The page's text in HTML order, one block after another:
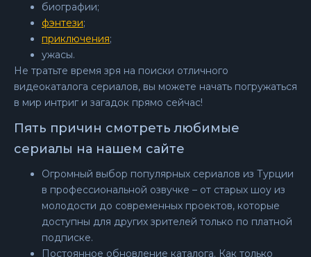
биографии;
фэнтези;
приключения;
ужасы.
Не тратьте время зря на поиски отличного
видеокаталога сериалов, вы можете начать погружаться
в мир интриг и загадок прямо сейчас!
Пять причин смотреть любимые
сериалы на нашем сайте
Огромный выбор популярных сериалов из Турции
в профессиональной озвучке – от старых шоу из
молодости до современных проектов, которые
доступны для других зрителей только по платной
подписке.
Постоянное обновление каталога. Как только